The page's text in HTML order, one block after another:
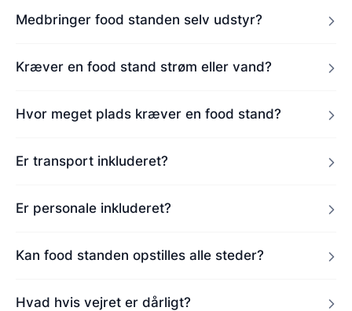
Medbringer food standen selv udstyr?
Kræver en food stand strøm eller vand?
Hvor meget plads kræver en food stand?
Er transport inkluderet?
Er personale inkluderet?
Kan food standen opstilles alle steder?
Hvad hvis vejret er dårligt?